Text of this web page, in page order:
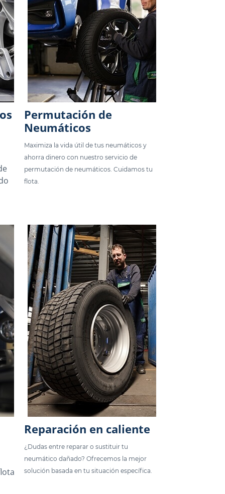
Permutación de
Neumáticos
Maximiza la vida útil de tus neumáticos y
ahorra dinero con nuestro servicio de
permutación de neumáticos. Cuidamos tu
flota.
Reparación en caliente
¿Dudas entre reparar o sustituir tu
neumático dañado? Ofrecemos la mejor
solución basada en tu situación específica.